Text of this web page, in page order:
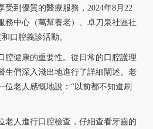
到優質的醫療服務，2024年8月22
務中心（萬幫養老）、卓刀泉社區社
口腔義診活動。
腔健康的重要性。從日常的口腔護理
生們深入淺出地進行了詳細闡述。老
老人感慨地說：“以前都不知道刷
老人進行口腔檢查，仔細查看牙齒的